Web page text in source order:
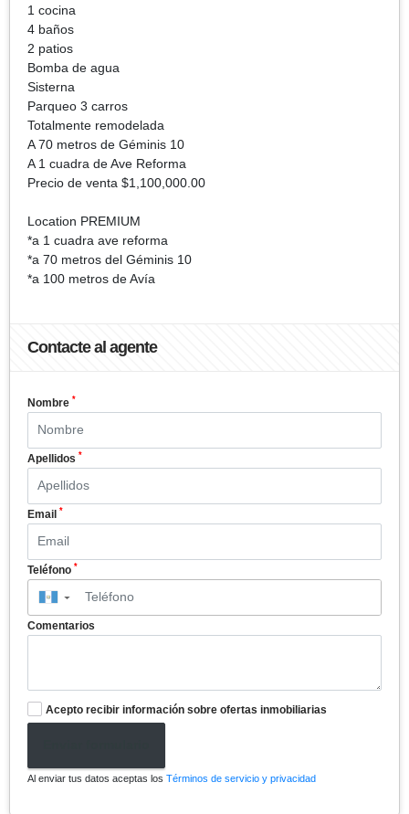
1 cocina
4 baños
2 patios
Bomba de agua
Sisterna
Parqueo 3 carros
Totalmente remodelada
A 70 metros de Géminis 10
A 1 cuadra de Ave Reforma
Precio de venta $1,100,000.00
Location PREMIUM
*a 1 cuadra ave reforma
*a 70 metros del Géminis 10
*a 100 metros de Avía
Contacte al agente
Nombre *
Apellidos *
Email *
Teléfono *
▼
Comentarios
Acepto recibir información sobre ofertas inmobiliarias
Al enviar tus datos aceptas los Términos de servicio y privacidad